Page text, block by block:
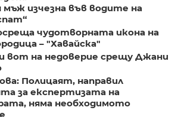
мъж изчезна във водите на
чудотворната икона на
– "Хавайска"
вот на недоверие срещу Джани
Полицаят, направил
за експертизата на
няма необходимото